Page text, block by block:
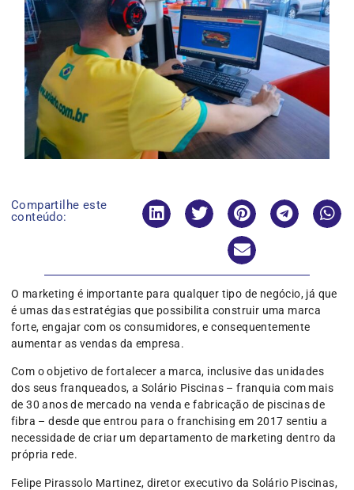
Compartilhe este
conteúdo:
O marketing é importante para qualquer tipo de negócio, já que
é umas das estratégias que possibilita construir uma marca
forte, engajar com os consumidores, e consequentemente
aumentar as vendas da empresa.
Com o objetivo de fortalecer a marca, inclusive das unidades
dos seus franqueados, a Solário Piscinas – franquia com mais
de 30 anos de mercado na venda e fabricação de piscinas de
fibra – desde que entrou para o franchising em 2017 sentiu a
necessidade de criar um departamento de marketing dentro da
própria rede.
Felipe Pirassolo Martinez, diretor executivo da Solário Piscinas,